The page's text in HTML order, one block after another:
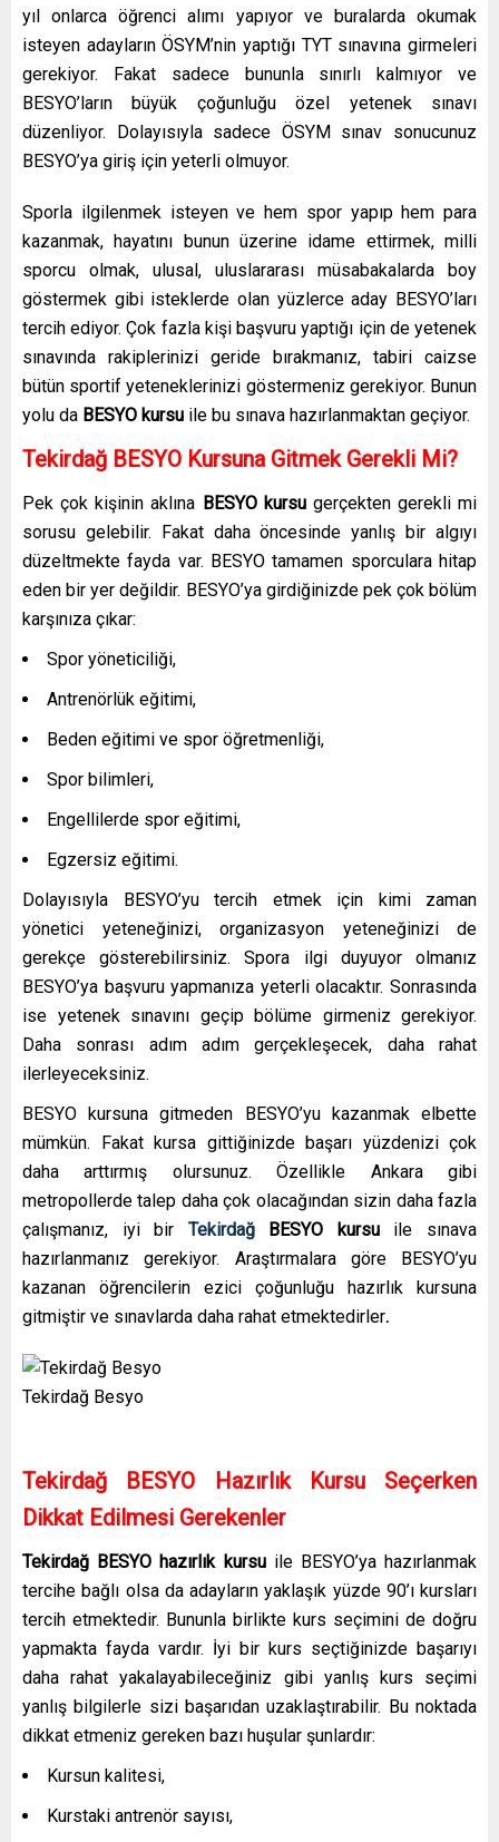
yıl onlarca öğrenci alımı yapıyor ve buralarda okumak
isteyen adayların ÖSYM’nin yaptığı TYT sınavına girmeleri
gerekiyor. Fakat sadece bununla sınırlı kalmıyor ve
BESYO’ların büyük çoğunluğu özel yetenek sınavı
düzenliyor. Dolayısıyla sadece ÖSYM sınav sonucunuz
BESYO’ya giriş için yeterli olmuyor.
Sporla ilgilenmek isteyen ve hem spor yapıp hem para
kazanmak, hayatını bunun üzerine idame ettirmek, milli
sporcu olmak, ulusal, uluslararası müsabakalarda boy
göstermek gibi isteklerde olan yüzlerce aday BESYO’ları
tercih ediyor. Çok fazla kişi başvuru yaptığı için de yetenek
sınavında rakiplerinizi geride bırakmanız, tabiri caizse
bütün sportif yeteneklerinizi göstermeniz gerekiyor. Bunun
yolu da BESYO kursu ile bu sınava hazırlanmaktan geçiyor.
Tekirdağ BESYO Kursuna Gitmek Gerekli Mi?
Pek çok kişinin aklına BESYO kursu gerçekten gerekli mi
sorusu gelebilir. Fakat daha öncesinde yanlış bir algıyı
düzeltmekte fayda var. BESYO tamamen sporculara hitap
eden bir yer değildir. BESYO’ya girdiğinizde pek çok bölüm
karşınıza çıkar:
Spor yöneticiliği,
Antrenörlük eğitimi,
Beden eğitimi ve spor öğretmenliği,
Spor bilimleri,
Engellilerde spor eğitimi,
Egzersiz eğitimi.
Dolayısıyla BESYO’yu tercih etmek için kimi zaman
yönetici yeteneğinizi, organizasyon yeteneğinizi de
gerekçe gösterebilirsiniz. Spora ilgi duyuyor olmanız
BESYO’ya başvuru yapmanıza yeterli olacaktır. Sonrasında
ise yetenek sınavını geçip bölüme girmeniz gerekiyor.
Daha sonrası adım adım gerçekleşecek, daha rahat
ilerleyeceksiniz.
BESYO kursuna gitmeden BESYO’yu kazanmak elbette
mümkün. Fakat kursa gittiğinizde başarı yüzdenizi çok
daha arttırmış olursunuz. Özellikle Ankara gibi
metropollerde talep daha çok olacağından sizin daha fazla
çalışmanız, iyi bir Tekirdağ BESYO kursu ile sınava
hazırlanmanız gerekiyor. Araştırmalara göre BESYO’yu
kazanan öğrencilerin ezici çoğunluğu hazırlık kursuna
gitmiştir ve sınavlarda daha rahat etmektedirler.
Tekirdağ Besyo
Tekirdağ BESYO Hazırlık Kursu Seçerken
Dikkat Edilmesi Gerekenler
Tekirdağ BESYO hazırlık kursu ile BESYO’ya hazırlanmak
tercihe bağlı olsa da adayların yaklaşık yüzde 90’ı kursları
tercih etmektedir. Bununla birlikte kurs seçimini de doğru
yapmakta fayda vardır. İyi bir kurs seçtiğinizde başarıyı
daha rahat yakalayabileceğiniz gibi yanlış kurs seçimi
yanlış bilgilerle sizi başarıdan uzaklaştırabilir. Bu noktada
dikkat etmeniz gereken bazı huşular şunlardır:
Kursun kalitesi,
Kurstaki antrenör sayısı,